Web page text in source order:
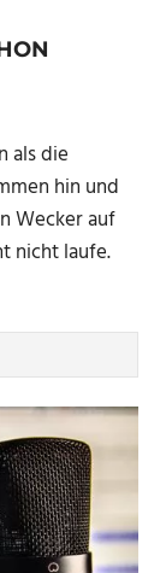
als die
hin und
Wecker auf
nicht laufe.